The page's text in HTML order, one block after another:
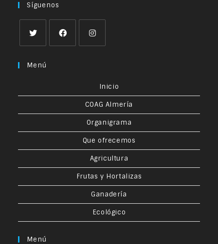
Síguenos
Menú
Inicio
COAG Almería
Organigrama
Que ofrecemos
Agricultura
Frutas y Hortalizas
Ganadería
Ecológico
Menú